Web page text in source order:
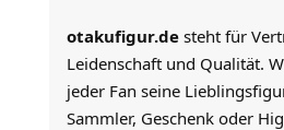
otakufigur.de steht für
Leidenschaft und Qualität.
jeder Fan seine
Sammler, Geschenk oder